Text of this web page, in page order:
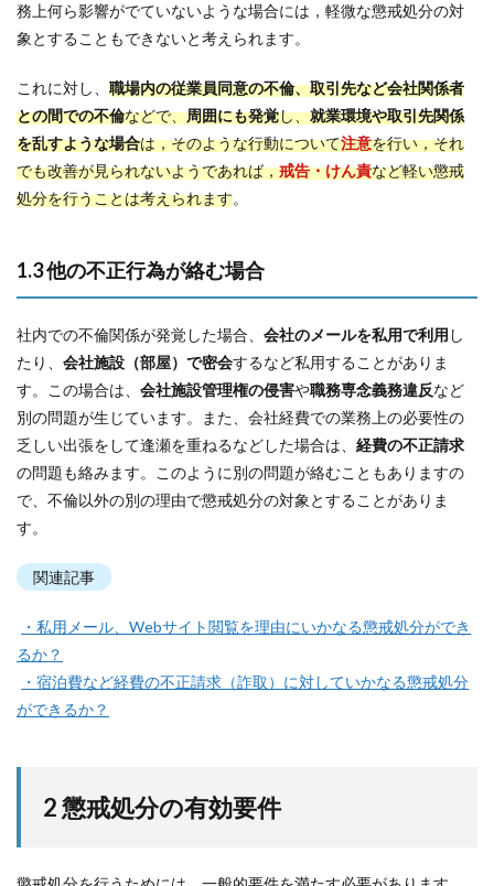
務上何ら影響がでていないような場合には，軽微な懲戒処分の対
象とすることもできないと考えられます。
これに対し、 職場内の従業員同意の不倫、取引先など会社関係者
との間での不倫などで、周囲にも発覚し、就業環境や取引先関係
を乱すような場合は，そのような行動について注意を行い，それ
でも改善が見られないようであれば，戒告・けん責など軽い懲戒
処分を行うことは考えられます。
1.3 他の不正行為が絡む場合
社内での不倫関係が発覚した場合、 会社のメールを私用で利用 し
たり、 会社施設（部屋）で密会するなど私用することがありま
す。この場合は、 会社施設管理権の侵害や職務専念義務違反など
別の問題が生じています。また、会社経費での業務上の必要性の
乏しい出張をして逢瀬を重ねるなどした場合は、 経費の不正請求
の問題も絡みます。このように別の問題が絡むこともありますの
で、不倫以外の別の理由で懲戒処分の対象とすることがありま
す。
関連記事
・私用メール、Webサイト閲覧を理由にいかなる懲戒処分ができ
るか？
・宿泊費など経費の不正請求（詐取）に対していかなる懲戒処分
ができるか？
2 懲戒処分の有効要件